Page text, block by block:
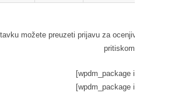
možete preuzeti prijavu za ocenjivanje
pritiskom.
[wpdm_package id='8337']
[wpdm_package id='8249']